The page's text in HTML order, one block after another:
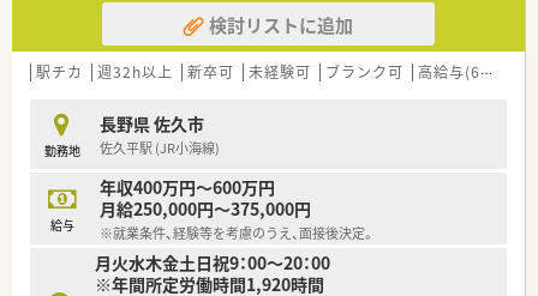
【法人特徴について】
■1982年の設立以来、長野県を中心に70店舗以上を展開してお
り、明治時代から続く100年以上の深い歴史を持つ安定企業で
■富士薬品グループの一員として強固な経営基盤を誇っており、
年1回の社員旅行など、大手ならではの充実した福利厚生が魅力
です。
■2025年に売上高600億円を目指してエリアを拡大中であり、
成長企業としての活気と安定した雇用環境を両立させている法
人です。
【こんな方が活躍中】
■子育て中のパパ・ママ薬剤師が多数在籍しており、小学校卒業
検討リストに追加
駅チカ 週32h以上 新卒可 未経験可 ブランク可 高給与(600万円以上)
勤務地
長野県 佐久市
佐久平駅 (JR小海線)
給与
年収400万円～600万円
月給250,000円～375,000円
※就業条件、経験等を考慮のうえ、面接後決定。
月火水木金土日祝9：00～20：00
※年間所定労働時間1,920時間